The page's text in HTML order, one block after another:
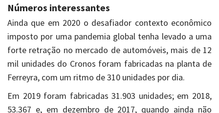
Números interessantes
Ainda que em 2020 o desafiador contexto econômico
imposto por uma pandemia global tenha levado a uma
forte retração no mercado de automóveis, mais de 12
mil unidades do Cronos foram fabricadas na planta de
Ferreyra, com um ritmo de 310 unidades por dia.
Em 2019 foram fabricadas 31.903 unidades; em 2018,
53.367 e, em dezembro de 2017, quando ainda não